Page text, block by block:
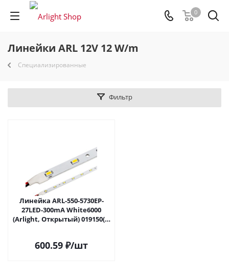
0
Линейки ARL 12V 12 W/m
Специализированные
Фильтр
Линейка ARL-550-5730EP-
27LED-300mA White6000
(Arlight, Открытый) 019150(1)
600.59 ₽/шт